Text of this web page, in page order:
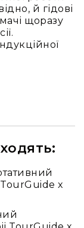
й гідові
щоразу
x